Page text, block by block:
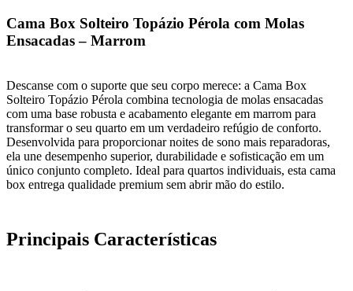
Cama Box Solteiro Topázio Pérola com Molas
Ensacadas – Marrom
Descanse com o suporte que seu corpo merece: a Cama Box
Solteiro Topázio Pérola combina tecnologia de molas ensacadas
com uma base robusta e acabamento elegante em marrom para
transformar o seu quarto em um verdadeiro refúgio de conforto.
Desenvolvida para proporcionar noites de sono mais reparadoras,
ela une desempenho superior, durabilidade e sofisticação em um
único conjunto completo. Ideal para quartos individuais, esta cama
box entrega qualidade premium sem abrir mão do estilo.
Principais Características